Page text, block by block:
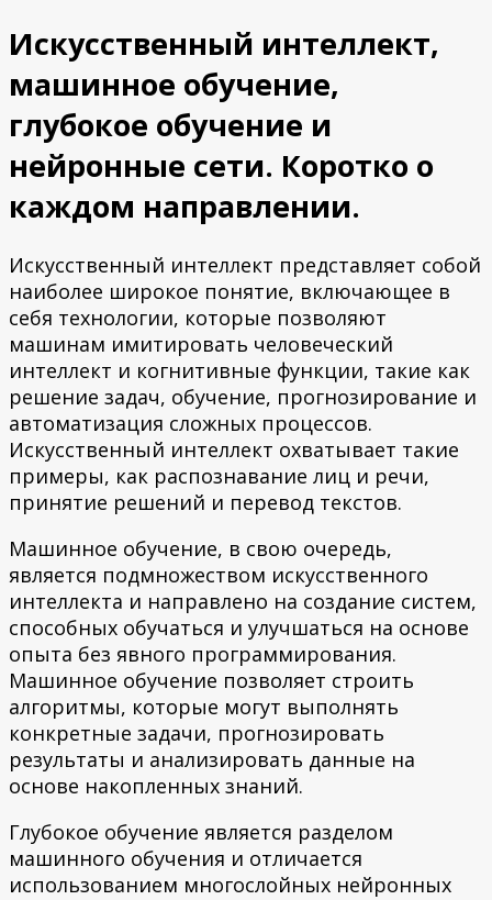
Искусственный интеллект,
машинное обучение,
глубокое обучение и
нейронные сети. Коротко о
каждом направлении.
Искусственный интеллект представляет собой
наиболее широкое понятие, включающее в
себя технологии, которые позволяют
машинам имитировать человеческий
интеллект и когнитивные функции, такие как
решение задач, обучение, прогнозирование и
автоматизация сложных процессов.
Искусственный интеллект охватывает такие
примеры, как распознавание лиц и речи,
принятие решений и перевод текстов.
Машинное обучение, в свою очередь,
является подмножеством искусственного
интеллекта и направлено на создание систем,
способных обучаться и улучшаться на основе
опыта без явного программирования.
Машинное обучение позволяет строить
алгоритмы, которые могут выполнять
конкретные задачи, прогнозировать
результаты и анализировать данные на
основе накопленных знаний.
Глубокое обучение является разделом
машинного обучения и отличается
использованием многослойных нейронных